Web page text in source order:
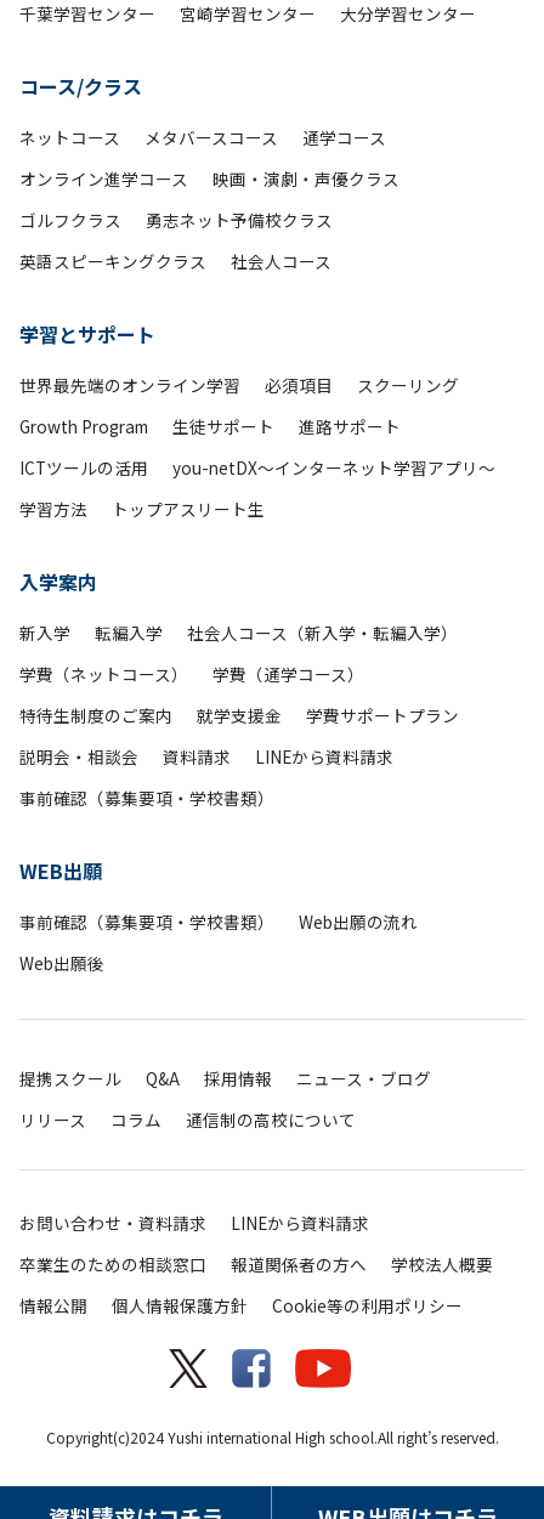
千葉学習センター
宮崎学習センター 大分学習センター
コース/クラス
ネットコース メタバースコース
通学コース
オンライン進学コース
映画・演劇・声優クラス
ゴルフクラス
勇志ネット予備校クラス
英語スピーキングクラス
社会人コース
学習とサポート
世界最先端のオンライン学習 必須項目
スクーリング
Growth Program
生徒サポート
進路サポート
ICTツールの活用
you-netDX～インターネット学習アプリ～
学習方法
トップアスリート生
入学案内
新入学 転編入学
社会人コース（新入学・転編入学）
学費（ネットコース）
学費（通学コース）
特待生制度のご案内
就学支援金
学費サポートプラン
説明会・相談会
資料請求
LINEから資料請求
事前確認（募集要項・学校書類）
WEB出願
事前確認（募集要項・学校書類）
Web出願の流れ
Web出願後
提携スクール Q&A 採用情報
ニュース・ブログ
リリース
コラム 通信制の高校について
お問い合わせ・資料請求
LINEから資料請求
卒業生のための相談窓口
報道関係者の方へ
学校法人概要
情報公開
個人情報保護方針 Cookie等の利用ポリシー
Copyright(c)2024 Yushi international High school.All right’s reserved.